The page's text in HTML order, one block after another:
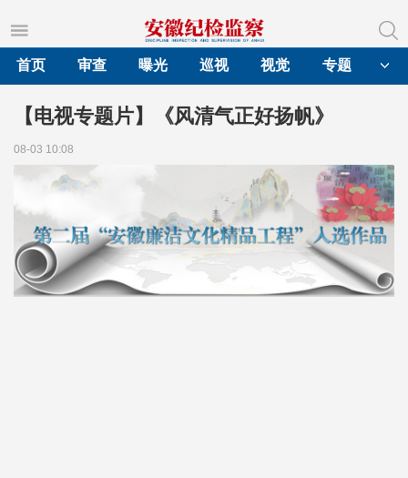
首页
审查 曝光 巡视 视觉 专题
【电视专题片】《风清气正好扬帆》
08-03 10:08